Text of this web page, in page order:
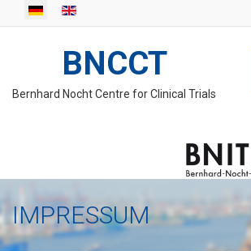
BNCCT
Bernhard Nocht Centre for Clinical Trials
IMPRESSUM